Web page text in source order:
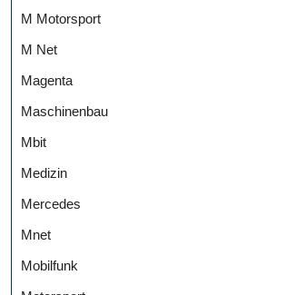
M Motorsport
M Net
Magenta
Maschinenbau
Mbit
Medizin
Mercedes
Mnet
Mobilfunk